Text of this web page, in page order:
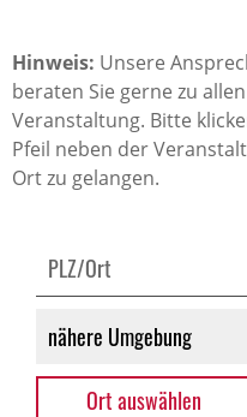
Hinweis: Unsere
beraten Sie gerne zu
Veranstaltung. Bitte
Pfeil neben der
Ort zu gelangen.